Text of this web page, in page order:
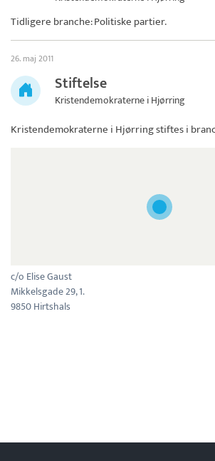
Tidligere branche: Politiske partier.
26. maj 2011
Stiftelse
Kristendemokraterne i Hjørring
Kristendemokraterne i Hjørringstiftes i
c/o Elise Gaust
Mikkelsgade 29, 1.
9850 Hirtshals